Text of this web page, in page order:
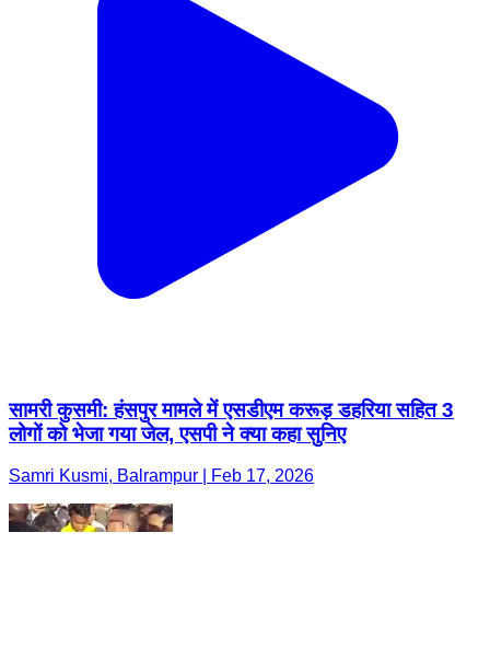
सामरी कुसमी: हंसपुर मामले में एसडीएम करूड़ डहरिया सहित 3
लोगों को भेजा गया जेल, एसपी ने क्या कहा सुनिए
Samri Kusmi, Balrampur | Feb 17, 2026